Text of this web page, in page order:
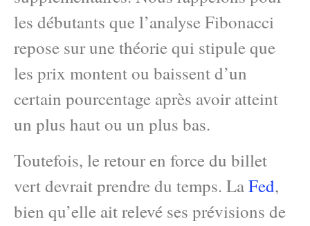
les débutants que l’analyse Fibonacci
repose sur une théorie qui stipule que
les prix montent ou baissent d’un
certain pourcentage après avoir atteint
un plus haut ou un plus bas.
Toutefois, le retour en force du billet
vert devrait prendre du temps. LaFed,
bien qu’elle ait relevé ses prévisions de